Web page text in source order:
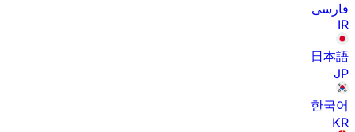
فارسی
IR
日本語
JP
한국어
KR